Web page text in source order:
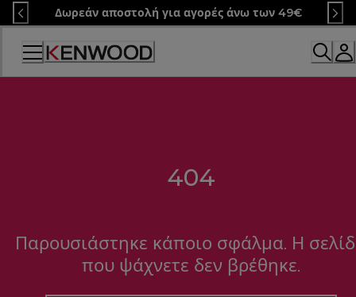
Skip
to
Content
Δωρεάν αποστολή για αγορές άνω των 49€
404
Παρουσιάστηκε κάποιο σφάλμα. Η
που ψάχνετε δεν βρέθηκε.